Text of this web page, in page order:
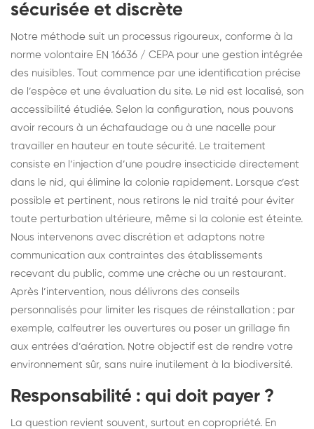
sécurisée et discrète
Notre méthode suit un processus rigoureux, conforme à la
norme volontaire EN 16636 / CEPA pour une gestion intégrée
des nuisibles. Tout commence par une identification précise
de l’espèce et une évaluation du site. Le nid est localisé, son
accessibilité étudiée. Selon la configuration, nous pouvons
avoir recours à un échafaudage ou à une nacelle pour
travailler en hauteur en toute sécurité. Le traitement
consiste en l’injection d’une poudre insecticide directement
dans le nid, qui élimine la colonie rapidement. Lorsque c’est
possible et pertinent, nous retirons le nid traité pour éviter
toute perturbation ultérieure, même si la colonie est éteinte.
Nous intervenons avec discrétion et adaptons notre
communication aux contraintes des établissements
recevant du public, comme une crèche ou un restaurant.
Après l’intervention, nous délivrons des conseils
personnalisés pour limiter les risques de réinstallation : par
exemple, calfeutrer les ouvertures ou poser un grillage fin
aux entrées d’aération. Notre objectif est de rendre votre
environnement sûr, sans nuire inutilement à la biodiversité.
Responsabilité : qui doit payer ?
La question revient souvent, surtout en copropriété. En